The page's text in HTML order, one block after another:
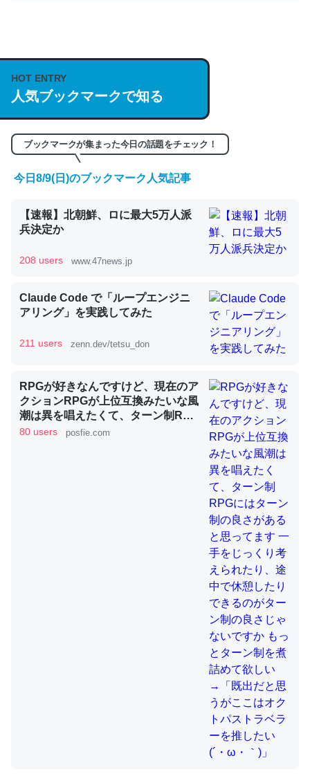
https://isobe324649.hatenablog.com/entry/2023/03/27
/064121
─GPTの仕組みと限界についての考察（１） - conceptualization
これは良記事。32768トークンだと英語小説100ページ分
ど、短期記憶というには多い分量。進化すればするほど分
かりやすく強くなりそう
─GPTの仕組みと限界についての考察（１） - conceptualization
昆虫ってカルシウム少ないのか。知らんかった。調べたら
─ニュース :: 【研究発表】昆虫学の大問題＝「昆虫はなぜ海にいな
いのか」に関する新仮説
論文では「淡水はカルシウムも酸素も不足してて両方に不
利だから両方が拮抗してるのでは」とあって面白い。海に
いる鋏角類（カブトガニ・ウミグモ）はカルシウムを使わ
ずキチンを強化してる筈だが、酵素が違うのか？
─ニュース :: 【研究発表】昆虫学の大問題＝「昆虫はなぜ海にいな
これを元に考えるとカルシウムを大量に使う脊椎動物と貝
類は苦労してるんだな…。腹足類だと殻を無くしてナメク
─ニュース :: 【研究発表】昆虫学の大問題＝「昆虫はなぜ海にいな
HOT ENTRY
人気ブックマークで知る
ブックマークが集まった今日の話題をチェック！
今日8/9(日)のブックマーク人気記事
【速報】北朝鮮、ロに最大5万人派
兵決定か
208 users www.47news.jp
Claude Code で「ループエンジニ
アリング」を実践してみた
211 users zenn.dev/tetsu_don
RPGが好きなんですけど、現在のア
クションRPGが上位互換みたいな風
潮は異を唱えたくて、ターン制RPG
にはターン制の良さがあると思って
80 users posfie.com